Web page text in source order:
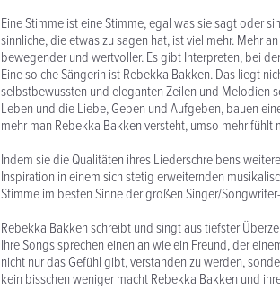
Eine Stimme ist eine Stimme, egal was sie sagt oder
sinnliche, die etwas zu sagen hat, ist viel mehr. Mehr
bewegender und wertvoller. Es gibt Interpreten, bei
Eine solche Sängerin ist Rebekka Bakken. Das liegt
selbstbewussten und eleganten Zeilen und Melodien
Leben und die Liebe, Geben und Aufgeben, bauen
mehr man Rebekka Bakken versteht, umso mehr
Indem sie die Qualitäten ihres Liederschreibens
Inspiration in einem sich stetig erweiternden
Stimme im besten Sinne der großen Singer/
Rebekka Bakken schreibt und singt aus tiefster
Ihre Songs sprechen einen an wie ein Freund, der
nicht nur das Gefühl gibt, verstanden zu werden,
kein bisschen weniger macht Rebekka Bakken und